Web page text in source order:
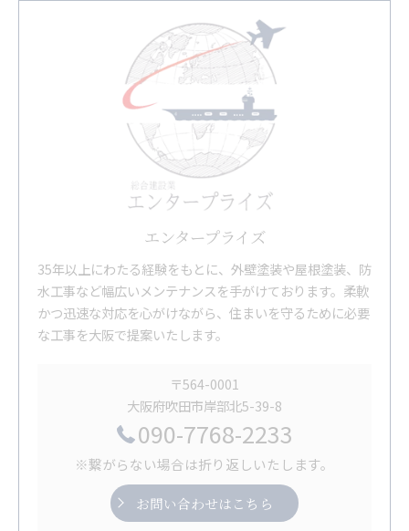
エンタープライズ
35年以上にわたる経験をもとに、外壁塗装や屋根塗装、防
水工事など幅広いメンテナンスを手がけております。柔軟
かつ迅速な対応を心がけながら、住まいを守るために必要
な工事を大阪で提案いたします。
〒564-0001
大阪府吹田市岸部北5-39-8
090-7768-2233
※繋がらない場合は折り返しいたします。
お問い合わせはこちら